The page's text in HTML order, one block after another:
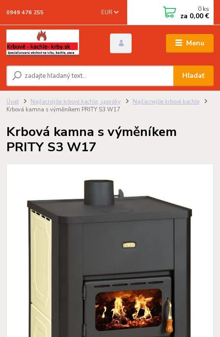
Menu
EUR
Hľadať
0949 476 255 0 ks
za 0,00 €
Úvod Najlacnějšie krbové kachle, sporáky
Najlacnejšie krbové kachle
Krbová kamna s výměníkem PRITY S3 W17
Krbová kamna s výměníkem
PRITY S3 W17